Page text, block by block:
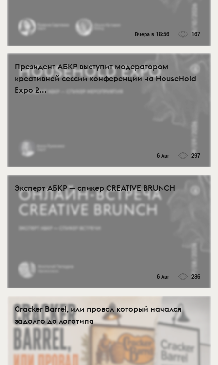
Вчера в 18:56 167
Президент АБКР выступит модератором
креативной сессии конференции на HouseHold
Expo 2...
6 Авг 297
Эксперт АБКР — спикер CREATIVE BRUNCH
6 Авг 286
Cracker Barrel, или провал который начался
задолго до логотипа